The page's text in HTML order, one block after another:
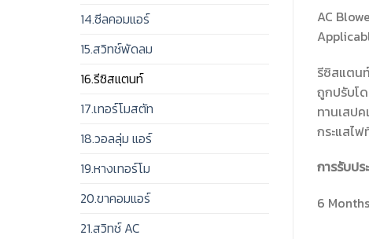
14.ซีลคอมแอร์
15.สวิทช์พัดลม
16.รีซิสแตนท์
17.เทอร์โมสตัท
18.วอลลุ่ม แอร์
19.หางเทอร์โม
20.ขาคอมแอร์
21.สวิทช์ AC
AC
รีซิสแตน
ถูกปรับโ
ทานเสป
กระแสไ
การรับปร
6